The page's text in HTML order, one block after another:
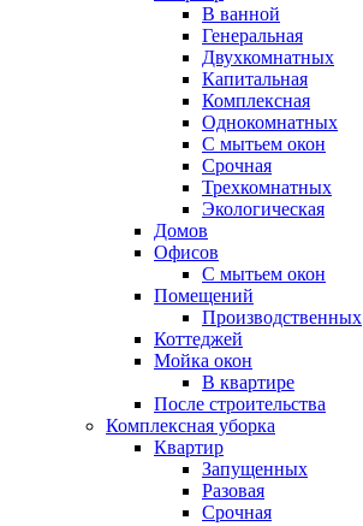
В ванной
Генеральная
Двухкомнатных
Капитальная
Комплексная
Однокомнатных
С мытьем окон
Срочная
Трехкомнатных
Экологическая
Домов
Офисов
С мытьем окон
Помещений
Производственных
Коттеджей
Мойка окон
В квартире
После строительства
Комплексная уборка
Квартир
Запущенных
Разовая
Срочная